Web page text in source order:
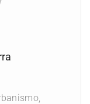
cambios